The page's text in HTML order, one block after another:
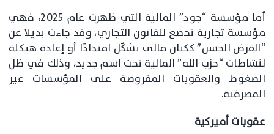
أما مؤسسة “جود” المالية التي ظهرت عام 2025، فهي
مؤسسة تجارية تخضع للقانون التجاري، وقد جاءت بديلا عن
“القرض الحسن” ككيان مالي يشكّل امتدادًا أو إعادة هيكلة
لنشاطات “حزب الله” المالية تحت اسم جديد، وذلك في ظل
الضغوط والعقوبات المفروضة على المؤسسات غير
المصرفية.
عقوبات أميركية